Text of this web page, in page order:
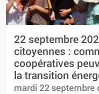
22 septembre
citoyennes :
coopératives
la transition
mardi 22 septembre